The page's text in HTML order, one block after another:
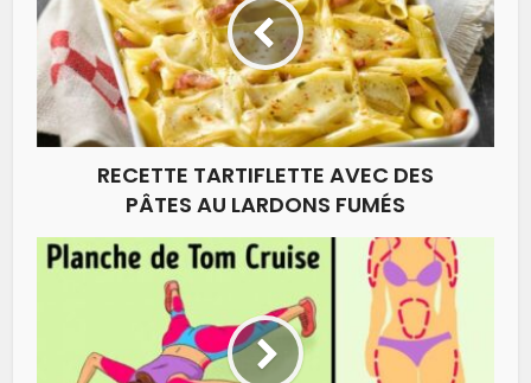
RECETTE TARTIFLETTE AVEC DES
PÂTES AU LARDONS FUMÉS